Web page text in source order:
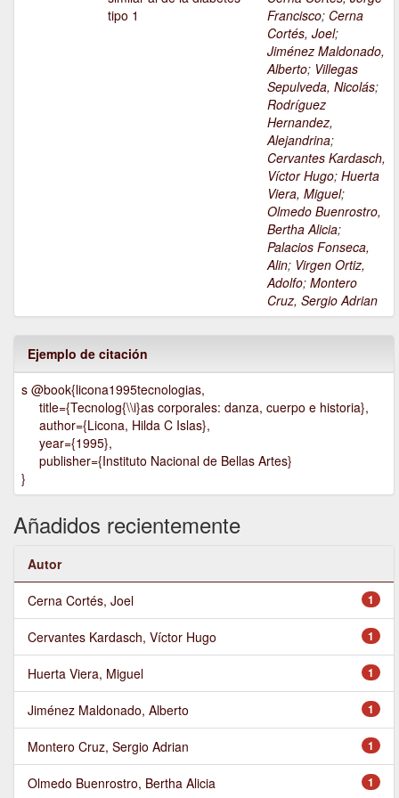
tipo 1
Francisco; Cerna
Cortés, Joel;
Jiménez Maldonado,
Alberto; Villegas
Sepulveda, Nicolás;
Rodríguez
Hernandez,
Alejandrina;
Cervantes Kardasch,
Víctor Hugo; Huerta
Viera, Miguel;
Olmedo Buenrostro,
Bertha Alicia;
Palacios Fonseca,
Alin; Virgen Ortiz,
Adolfo; Montero
Cruz, Sergio Adrian
Ejemplo de citación
s @book{licona1995tecnologias,
title={Tecnolog{\\i}as corporales: danza, cuerpo e historia},
author={Licona, Hilda C Islas},
year={1995},
publisher={Instituto Nacional de Bellas Artes}
}
Añadidos recientemente
Autor
1
Cerna Cortés, Joel
1
Cervantes Kardasch, Víctor Hugo
1
Huerta Viera, Miguel
1
Jiménez Maldonado, Alberto
1
Montero Cruz, Sergio Adrian
1
Olmedo Buenrostro, Bertha Alicia